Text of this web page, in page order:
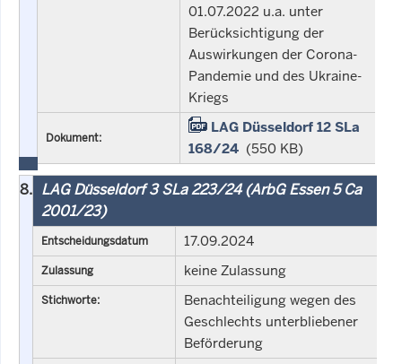
01.07.2022 u.a. unter
Berücksichtigung der
Auswirkungen der Corona-
Pandemie und des Ukraine-
Kriegs
Dokument:
LAG Düsseldorf 12 SLa
168/24 (550 KB)
8. LAG Düsseldorf 3 SLa 223/24 (ArbG Essen 5 Ca
2001/23)
Entscheidungsdatum 17.09.2024
Zulassung keine Zulassung
Stichworte:
Benachteiligung wegen des
Geschlechts unterbliebener
Beförderung